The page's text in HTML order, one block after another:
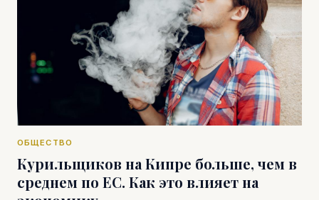
ОБЩЕСТВО
Курильщиков на Кипре больше, чем в
среднем по ЕС. Как это влияет на